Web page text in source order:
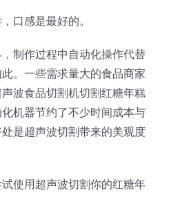
口感是最好的。
制作过程中自动化操作代替
。一些需求量大的食品商家
波食品切割机切割红糖年糕
机器节约了不少时间成本与
是超声波切割带来的美观度
使用超声波切割你的红糖年